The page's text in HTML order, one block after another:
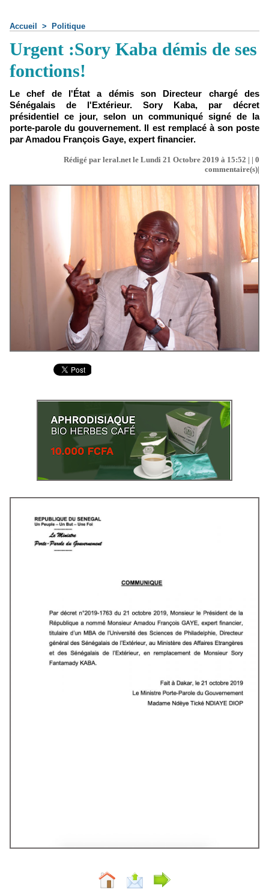
Accueil > Politique
Urgent :Sory Kaba démis de ses
fonctions!
Le chef de l'État a démis son Directeur chargé des
Sénégalais de l'Extérieur. Sory Kaba, par décret
présidentiel ce jour, selon un communiqué signé de la
porte-parole du gouvernement. Il est remplacé à son poste
par Amadou François Gaye, expert financier.
Rédigé par leral.net le Lundi 21 Octobre 2019 à 15:52 | | 0
commentaire(s)|